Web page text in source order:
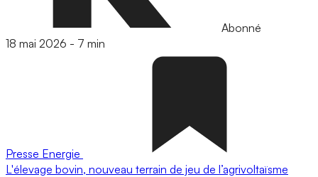
Abonné
18 mai 2026 - 7 min
Presse Energie
L'élevage bovin, nouveau terrain de jeu de l’agrivoltaïsme